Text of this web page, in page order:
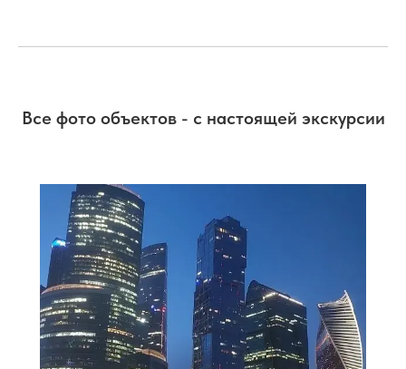
Все фото объектов - с настоящей экскурсии